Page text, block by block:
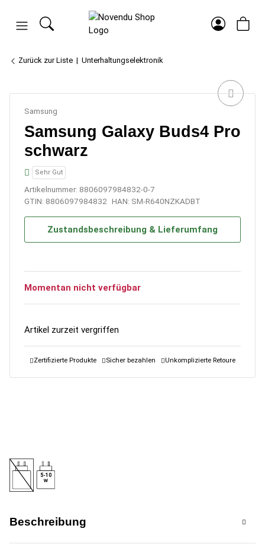
Zurück zur Liste Unterhaltungselektronik
Samsung
Samsung Galaxy Buds4 Pro
schwarz
Sehr Gut
Artikelnummer: 8806097984832-0-7
GTIN: 8806097984832 HAN: SM-R640NZKADBT
Zustandsbeschreibung & Lieferumfang
Momentan nicht verfügbar
Artikel zurzeit vergriffen
Zertifizierte Produkte Sicher bezahlen Unkomplizierte Retoure
5-10
Beschreibung